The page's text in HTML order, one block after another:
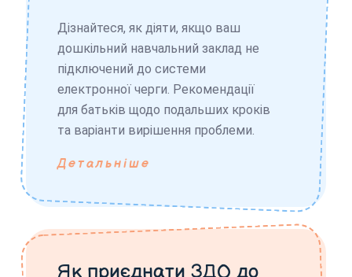
Дізнайтеся, як діяти, якщо ваш
дошкільний навчальний заклад не
підключений до системи
електронної черги. Рекомендації
для батьків щодо подальших кроків
та варіанти вирішення проблеми.
Детальніше
Як приєднати ЗДО до